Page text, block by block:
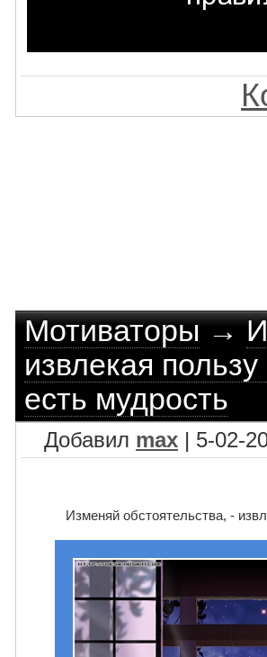
Мотиваторы→
извлекая
есть мудрость
Добавил max | 5-02-
Изменяй обстоятельства, -